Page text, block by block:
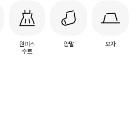
원피스
수트
양말 모자